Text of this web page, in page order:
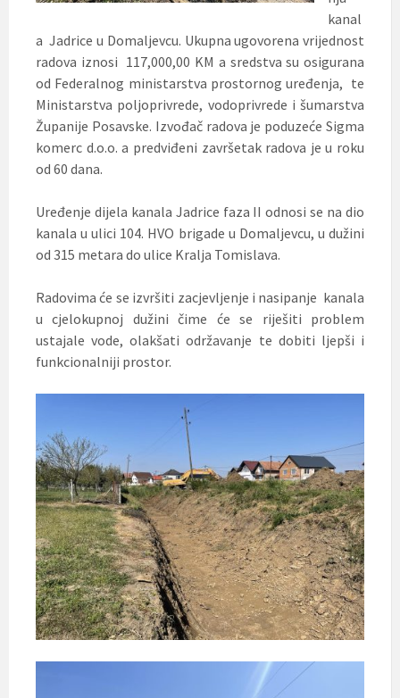
kanal
a Jadrice u Domaljevcu. Ukupna ugovorena vrijednost
radova iznosi 117,000,00 KM a sredstva su osigurana
od Federalnog ministarstva prostornog uređenja, te
Ministarstva poljoprivrede, vodoprivrede i šumarstva
Županije Posavske. Izvođač radova je poduzeće Sigma
komerc d.o.o. a predviđeni završetak radova je u roku
od 60 dana.
Uređenje dijela kanala Jadrice faza II odnosi se na dio
kanala u ulici 104. HVO brigade u Domaljevcu, u dužini
od 315 metara do ulice Kralja Tomislava.
Radovima će se izvršiti zacjevljenje i nasipanje kanala
u cjelokupnoj dužini čime će se riješiti problem
ustajale vode, olakšati održavanje te dobiti ljepši i
funkcionalniji prostor.